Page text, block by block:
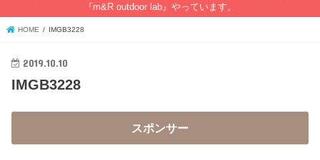
『m&R outdoor lab』やっています。
HOME IMGB3228
2019.10.10
IMGB3228
スポンサー